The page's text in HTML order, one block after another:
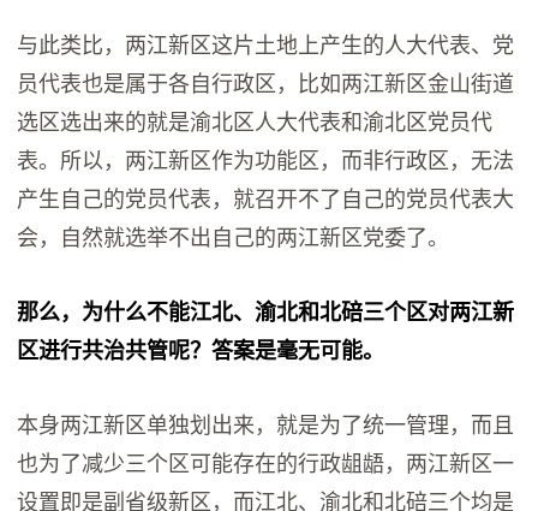
与此类比，两江新区这片土地上产生的人大代表、党
员代表也是属于各自行政区，比如两江新区金山街道
选区选出来的就是渝北区人大代表和渝北区党员代
表。所以，两江新区作为功能区，而非行政区，无法
产生自己的党员代表，就召开不了自己的党员代表大
会，自然就选举不出自己的两江新区党委了。
那么，为什么不能江北、渝北和北碚三个区对两江新
区进行共治共管呢？答案是毫无可能。
本身两江新区单独划出来，就是为了统一管理，而且
也为了减少三个区可能存在的行政龃龉，两江新区一
设置即是副省级新区，而江北、渝北和北碚三个均是